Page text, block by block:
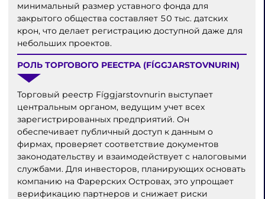
минимальный размер уставного фонда для
закрытого общества составляет 50 тыс. датских
крон, что делает регистрацию доступной даже для
небольших проектов.
РОЛЬ ТОРГОВОГО РЕЕСТРА (FÍGGJARSTOVNURIN)
Торговый реестр Fíggjarstovnurin выступает
центральным органом, ведущим учет всех
зарегистрированных предприятий. Он
обеспечивает публичный доступ к данным о
фирмах, проверяет соответствие документов
законодательству и взаимодействует с налоговыми
службами. Для инвесторов, планирующих основать
компанию на Фарерских Островах, это упрощает
верификацию партнеров и снижает риски